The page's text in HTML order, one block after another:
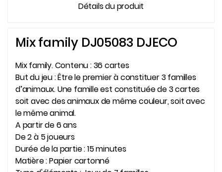
Détails du produit
Mix family DJ05083 DJECO
Mix family. Contenu : 36 cartes
But du jeu : Être le premier à constituer 3 familles
d’animaux. Une famille est constituée de 3 cartes
soit avec des animaux de même couleur, soit avec
le même animal.
A partir de 6 ans
De 2 à 5 joueurs
Durée de la partie : 15 minutes
Matière : Papier cartonné